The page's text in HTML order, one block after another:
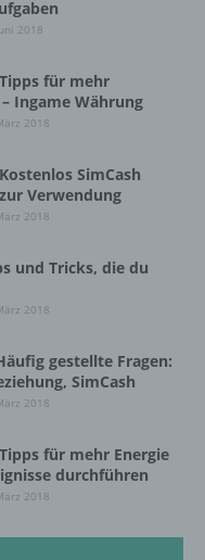
2018
für mehr
Ingame Währung
2018
SimCash
Verwendung
2018
und Tricks, die du
2018
gestellte Fragen:
SimCash
2018
für mehr Energie
durchführen
2018
natürliche oder
Einrichtung
oder juristische
oder andere
Daten
handelt oder
eines
nach
erhalten, gelten